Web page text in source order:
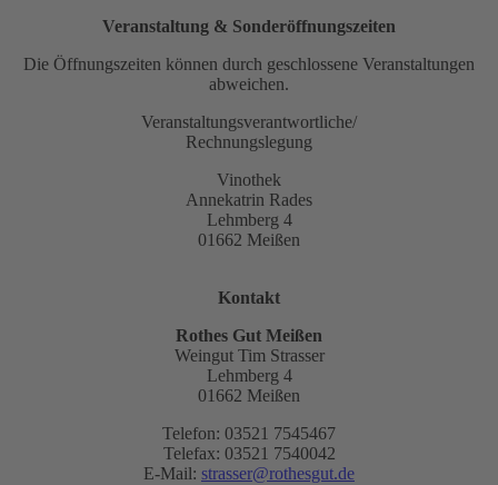
Veranstaltung & Sonderöffnungszeiten
Die Öffnungszeiten können durch geschlossene Veranstaltungen
abweichen.
Veranstaltungsverantwortliche/
Rechnungslegung
Vinothek
Annekatrin Rades
Lehmberg 4
01662 Meißen
Kontakt
Rothes Gut Meißen
Weingut Tim Strasser
Lehmberg 4
01662 Meißen
Telefon: 03521 7545467
Telefax: 03521 7540042
E-Mail: strasser@rothesgut.de